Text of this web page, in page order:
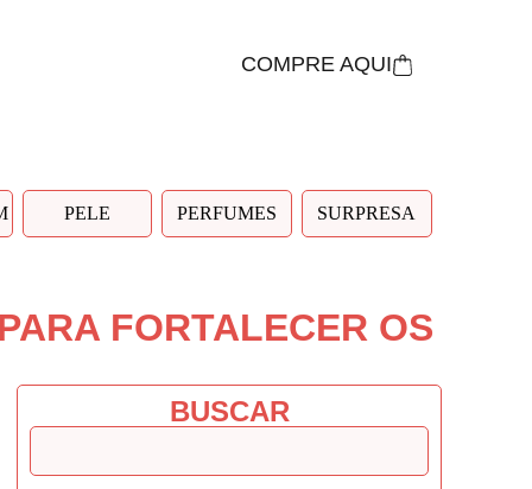
COMPRE AQUI
PELE PERFUMES SURPRESA
FORTALECER OS
BUSCAR